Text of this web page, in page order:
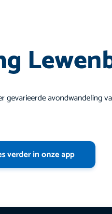
gevarieerde avondwandeling
verder in onze app